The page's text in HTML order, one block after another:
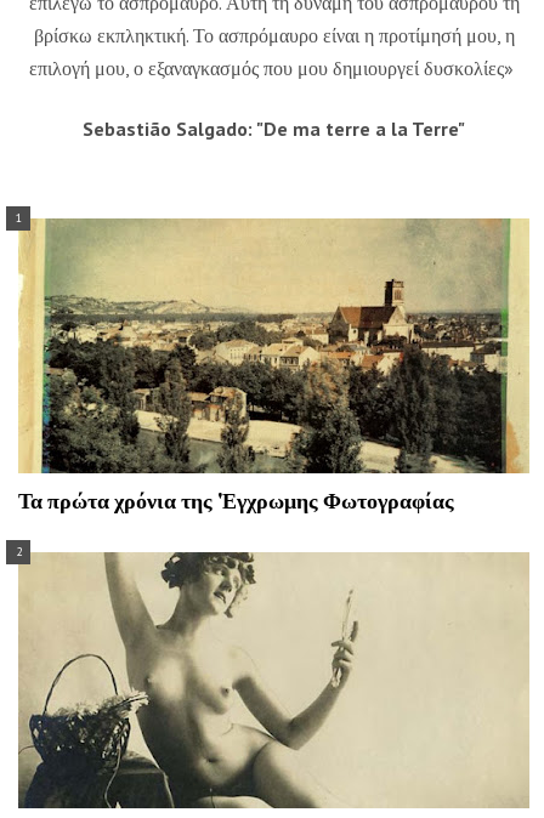
βρίσκω εκπληκτική. Το ασπρόμαυρο είναι η προτίμησή μου, η
επιλογή μου, ο εξαναγκασμός που μου δημιουργεί δυσκολίες»
Sebastião Salgado: "De ma terre a la Terre"
Τα πρώτα χρόνια της 'Εγχρωμης Φωτογραφίας